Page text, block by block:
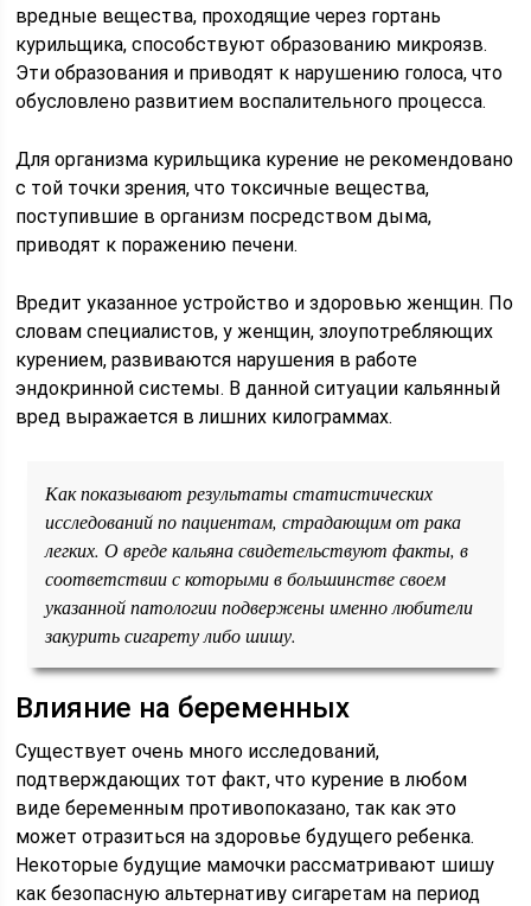
вредные вещества, проходящие через гортань
курильщика, способствуют образованию микроязв.
Эти образования и приводят к нарушению голоса, что
обусловлено развитием воспалительного процесса.
Для организма курильщика курение не рекомендовано
с той точки зрения, что токсичные вещества,
поступившие в организм посредством дыма,
приводят к поражению печени.
Вредит указанное устройство и здоровью женщин. По
словам специалистов, у женщин, злоупотребляющих
курением, развиваются нарушения в работе
эндокринной системы. В данной ситуации кальянный
вред выражается в лишних килограммах.
Как показывают результаты статистических
исследований по пациентам, страдающим от рака
легких. О вреде кальяна свидетельствуют факты, в
соответствии с которыми в большинстве своем
указанной патологии подвержены именно любители
закурить сигарету либо шишу.
Влияние на беременных
Существует очень много исследований,
подтверждающих тот факт, что курение в любом
виде беременным противопоказано, так как это
может отразиться на здоровье будущего ребенка.
Некоторые будущие мамочки рассматривают шишу
как безопасную альтернативу сигаретам на период